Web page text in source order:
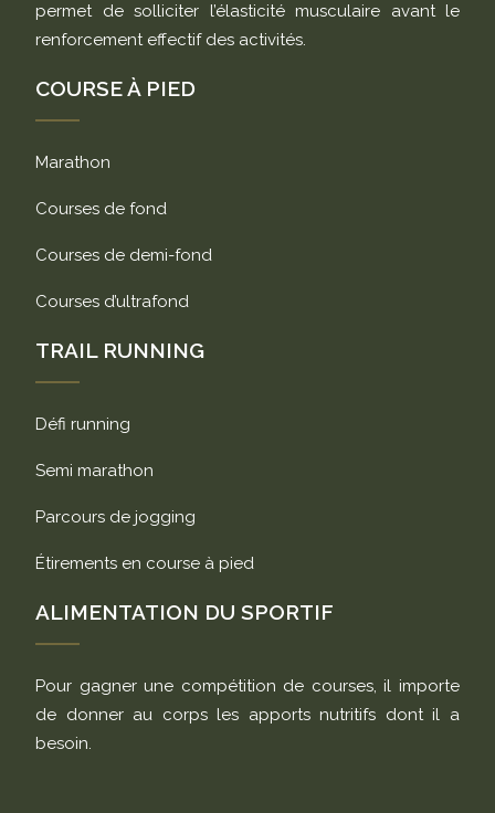
permet de solliciter l’élasticité musculaire avant le
renforcement effectif des activités.
COURSE À PIED
Marathon
Courses de fond
Courses de demi-fond
Courses d’ultrafond
TRAIL RUNNING
Défi running
Semi marathon
Parcours de jogging
Étirements en course à pied
ALIMENTATION DU SPORTIF
Pour gagner une compétition de courses, il importe
de donner au corps les apports nutritifs dont il a
besoin.